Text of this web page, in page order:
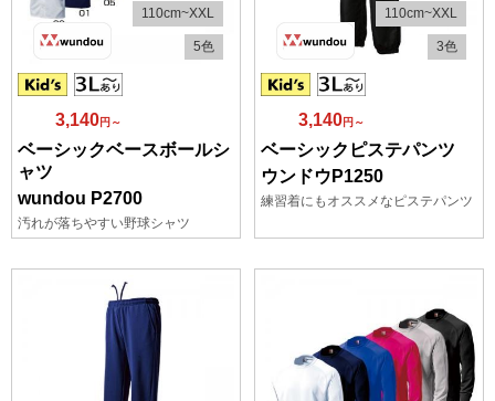
5色
110cm~XXL
3,140円～
ベーシックベースボールシ
ャツ
wundou P2700
汚れが落ちやすい野球シャツ
3色
110cm~XXL
3,140円～
ベーシックピステパンツ
ウンドウP1250
練習着にもオススメなピステパンツ